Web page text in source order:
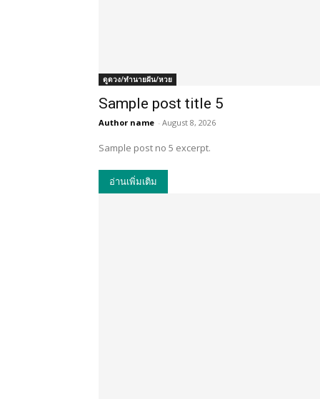
ดูดวง/ทำนายฝัน/หวย
Sample post title 5
Author name - August 8, 2026
Sample post no 5 excerpt.
อ่านเพิ่มเติม